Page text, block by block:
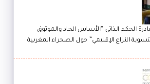
الحكم الذاتي “الأساس الجاد والموثوق
النزاع الإقليمي” حول الصحراء المغربية